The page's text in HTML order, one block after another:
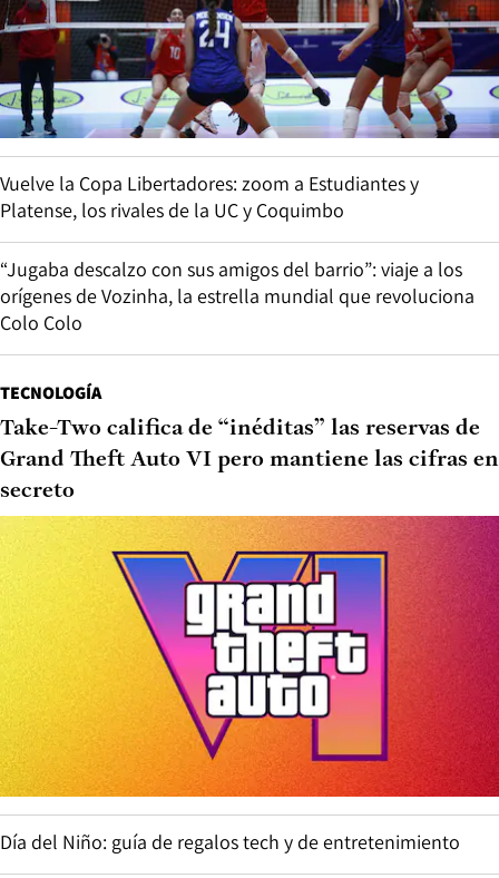
Vuelve la Copa Libertadores: zoom a Estudiantes y
Platense, los rivales de la UC y Coquimbo
“Jugaba descalzo con sus amigos del barrio”: viaje a los
orígenes de Vozinha, la estrella mundial que revoluciona
Colo Colo
TECNOLOGÍA
Take-Two califica de “inéditas” las reservas de
Grand Theft Auto VI pero mantiene las cifras en
secreto
Día del Niño: guía de regalos tech y de entretenimiento